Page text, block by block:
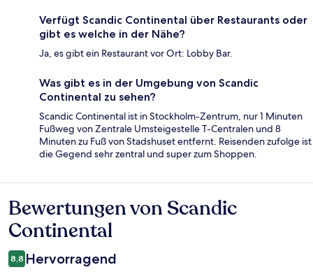
Verfügt Scandic Continental über Restaurants oder
gibt es welche in der Nähe?
Ja, es gibt ein Restaurant vor Ort: Lobby Bar.
Was gibt es in der Umgebung von Scandic
Continental zu sehen?
Scandic Continental ist in Stockholm-Zentrum, nur 1 Minuten
Fußweg von Zentrale Umsteigestelle T-Centralen und 8
Minuten zu Fuß von Stadshuset entfernt. Reisenden zufolge ist
die Gegend sehr zentral und super zum Shoppen.
Bewertungen
Bewertungen von Scandic
Continental
8,8 Hervorragend